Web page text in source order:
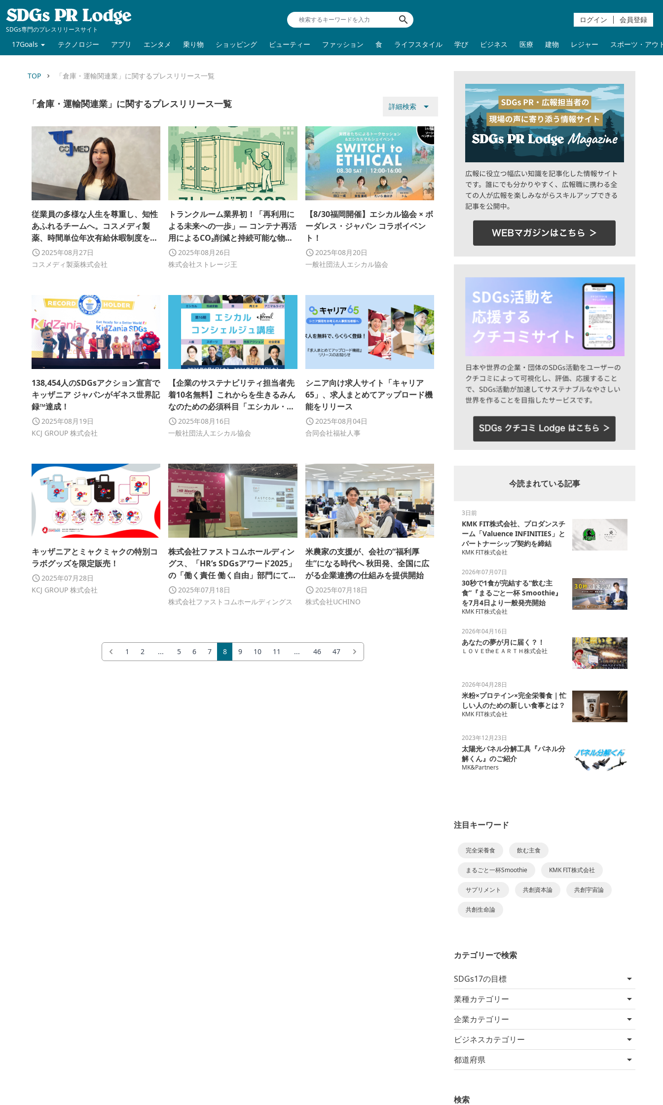
SDGs専門のプレスリリースサイト
search ログイン 会員登録
17Goals テクノロジー アプリ エンタメ 乗り物 ショッピング ビューティー ファッション 食 ライフスタイル 学び ビジネス 医療 建物 レジャー スポーツ・アウ
TOP keyboard_arrow_right 「倉庫・運輸関連業」に関するプレスリリース一覧
「倉庫・運輸関連業」に関するプレスリリース一覧 詳細検索 arrow_drop_down
従業員の多様な人生を尊重し、知性
あふれるチームへ。コスメディ製
薬、時間単位年次有給休暇制度を導
入 2025年08月27日
コスメディ製薬株式会社
トランクルーム業界初！「再利用に
よる未来への一歩」— コンテナ再活
用によるCO₂削減と持続可能な物流
の推進
2025年08月26日
株式会社ストレージ王
【8/30福岡開催】エシカル協会 × ボ
ーダレス・ジャパン コラボイベン
ト！
2025年08月20日
一般社団法人エシカル協会
138,454人のSDGsアクション宣言で
キッザニア ジャパンがギネス世界記
録™達成！
2025年08月19日
KCJ GROUP 株式会社
【企業のサステナビリティ担当者先
着10名無料】これからを生きるみん
なのための必須科目「エシカル・コ
ンシェルジュ講座第16期」申込開始
2025年08月16日
一般社団法人エシカル協会
シニア向け求人サイト「キャリア
65」、求人まとめてアップロード機
能をリリース
2025年08月04日
合同会社福祉人事
キッザニアとミャクミャクの特別コ
ラボグッズを限定販売！
2025年07月28日
KCJ GROUP 株式会社
株式会社ファストコムホールディン
グス、「HR’s SDGsアワード2025」
の「働く責任 働く自由」部門にて優
秀賞を受賞しました
2025年07月18日
株式会社ファストコムホールディングス
米農家の支援が、会社の“福利厚
生”になる時代へ 秋田発、全国に広
がる企業連携の仕組みを提供開始
2025年07月18日
株式会社UCHINO
1 2 ... 5 6 7 8 9 10 11 ... 46 47
今読まれている記事
3日前
KMK FIT株式会社、プロダンスチ
ーム「Valuence INFINITIES」と
パートナーシップ契約を締結
KMK FIT株式会社
2026年07月07日
30秒で1食が完結する“飲む主
食”『まるごと一杯 Smoothie』
を7月4日より一般発売開始
KMK FIT株式会社
2026年04月16日
あなたの夢が月に届く？！
ＬＯＶＥtheＥＡＲＴＨ株式会社
2026年04月28日
米粉×プロテイン×完全栄養食｜忙
しい人のための新しい食事とは？
KMK FIT株式会社
2023年12月23日
太陽光パネル分解工具『パネル分
解くん』のご紹介
MK&Partners
注目キーワード
完全栄養食 飲む主食
まるごと一杯Smoothie KMK FIT株式会社
サプリメント 共創資本論 共創宇宙論
共創生命論
カテゴリーで検索
SDGs17の目標
業種カテゴリー
企業カテゴリー
ビジネスカテゴリー
都道府県
検索